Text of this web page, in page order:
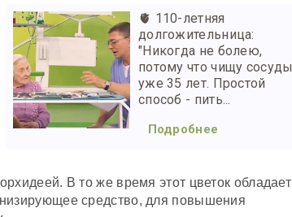
🫀 110-летняя
долгожительница:
"Никогда не болею,
потому что чищу сосуды
уже 35 лет. Простой
способ - пить...
Подробнее
В то же время этот цветок обладает
средство, для повышения